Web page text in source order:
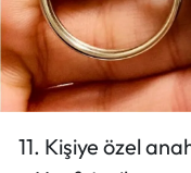
11. Kişiye özel